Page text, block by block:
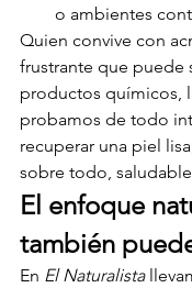
o ambientes
Quien convive con
frustrante que puede
productos químicos,
probamos de todo
recuperar una piel
sobre todo,
El enfoque
también
En El Naturalista